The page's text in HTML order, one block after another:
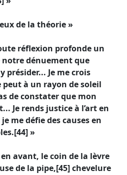
de la théorie »
réflexion profonde un
dénuement que
présider... Je me crois
peut à un rayon de soleil
de constater que mon
Je rends justice à l’art en
me défie des causes en
»
avant, le coin de la lèvre
de la pipe,[45] chevelure